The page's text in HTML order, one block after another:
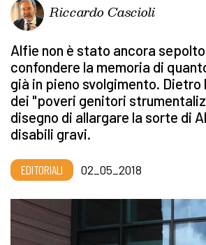
Riccardo Cascioli
Alfie non è stato ancora
confondere la memoria di
già in pieno svolgimento. Dietro
dei "poveri genitori
disegno di allargare la sorte di
disabili gravi.
EDITORIALI 02_05_2018